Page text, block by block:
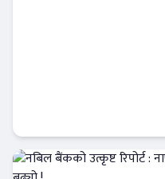
Banner News